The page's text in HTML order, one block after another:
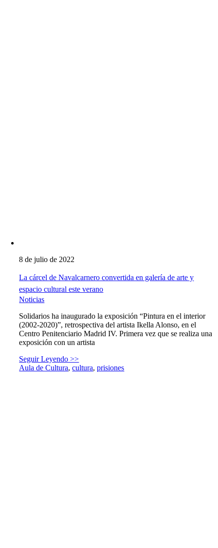
8 de julio de 2022
La cárcel de Navalcarnero convertida en galería de arte y
espacio cultural este verano
Noticias
Solidarios ha inaugurado la exposición “Pintura en el interior
(2002-2020)”, retrospectiva del artista Ikella Alonso, en el
Centro Penitenciario Madrid IV. Primera vez que se realiza una
exposición con un artista
Seguir Leyendo >>
Aula de Cultura,cultura,prisiones